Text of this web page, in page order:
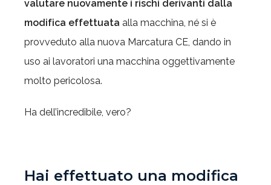
valutare nuovamente i rischi derivanti dalla
modifica effettuata alla macchina, né si è
provveduto alla nuova Marcatura CE, dando in
uso ai lavoratori una macchina oggettivamente
molto pericolosa.
Ha dell’incredibile, vero?
Hai effettuato una modifica